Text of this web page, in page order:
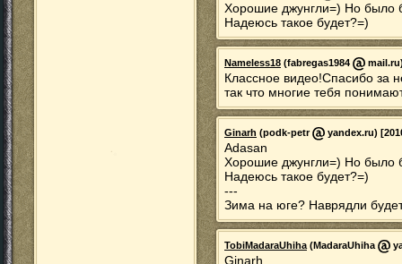
Хорошие джунгли=) Но было
Надеюсь такое будет?=)
Nameless18 (fabregas1984
Классное видео!Спасибо за
так что многие тебя
Ginarh (podk-petr yandex.ru)
Adasan
Хорошие джунгли=) Но было
Надеюсь такое будет?=)
---
Зима на юге? Наврядли
TobiMadaraUhiha(MadaraUhiha
Ginarh